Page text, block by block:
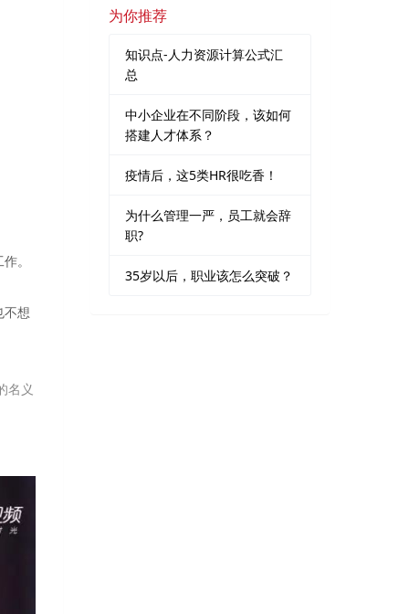
。
不想
名义
为你推荐
知识点-人力资源计算公式汇
总
中小企业在不同阶段，该如何
搭建人才体系？
疫情后，这5类HR很吃香！
为什么管理一严，员工就会辞
职?
35岁以后，职业该怎么突破？